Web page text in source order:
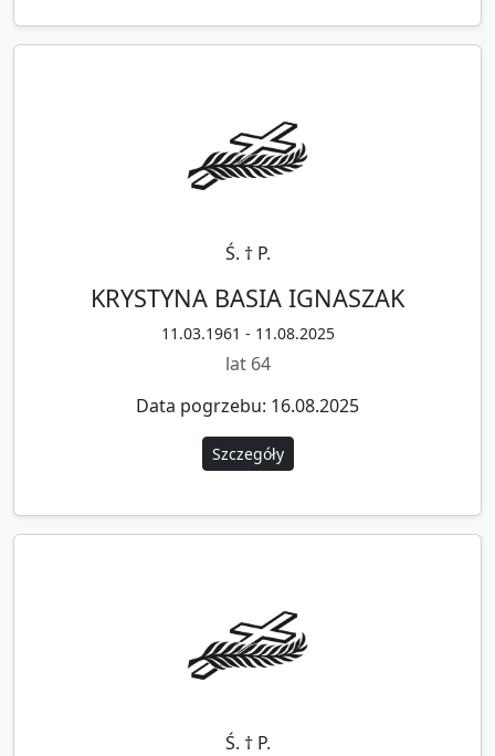
Ś. † P.
KRYSTYNA BASIA IGNASZAK
11.03.1961 - 11.08.2025
lat 64
Data pogrzebu: 16.08.2025
Szczegóły
Ś. † P.